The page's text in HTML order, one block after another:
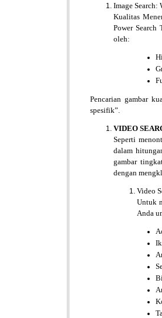
Image Search:
Kualitas
Power Search
oleh:
Pencarian gambar
spesifik”.
VIDEO
Seperti
dalam
gambar
dengan
Video
Untuk
Anda